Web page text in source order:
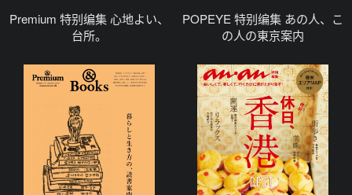
Premium 特别编集 心地よい、
台所。
POPEYE 特别编集 あの人、こ
の人の東京案内